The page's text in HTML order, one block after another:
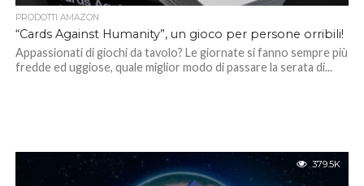
PRODOTTI AMAZON
“Cards Against Humanity”, un gioco per persone orribili!
Appassionati di giochi da tavolo? Le giornate si fanno sempre più
fredde ed uggiose, quale miglior modo di passare la serata di...
379.5K